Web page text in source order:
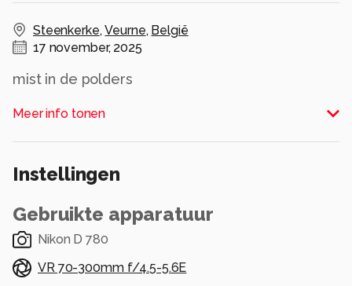
Steenkerke,Veurne, België
17 november, 2025
mist in de polders
Alle rechten voorbehouden
Meer info tonen
Instellingen
Gebruikte apparatuur
Nikon D 780
VR 70-300mm f/4.5-5.6E